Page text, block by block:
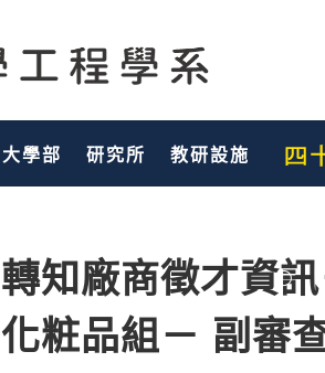
大學部 研究所 教研設施
轉知廠商徵才資
化粧品組－ 副審查